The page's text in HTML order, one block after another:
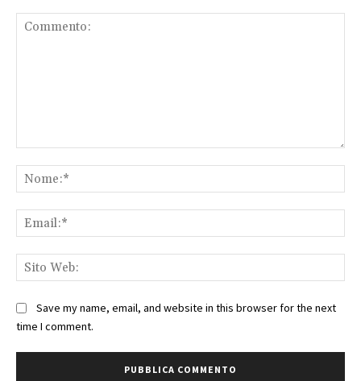
Save my name, email, and website in this browser for the next
time I comment.